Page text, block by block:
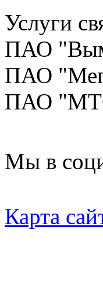
Услуги
ПАО
ПАО
ПАО
Мы в
Карта